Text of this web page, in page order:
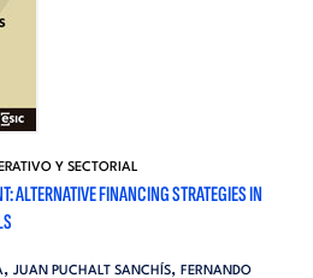
Y SECTORIAL
ALTERNATIVE FINANCING STRATEGIES IN
, JUAN PUCHALT SANCHÍS, FERNANDO